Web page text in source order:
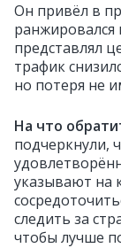
Он привёл в
представлял
трафик
но потеря не
На что
подчеркнули,
указывают на
следить за
чтобы лучше